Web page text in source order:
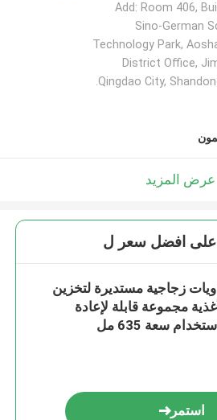
Add: Room 406,
Sino-German
Technology Park,
District Office,
Qingdao City, Shandong Province.
عرض المزيد
افضل سعر ل
زجاجية مستديرة لتخزين
مجموعة قابلة لإعادة
سعة 635 مل
استمر